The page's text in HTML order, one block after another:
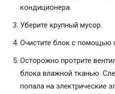
кондиционера.
Уберите крупный мусор.
Очистите блок с помощью
Осторожно протрите
блока влажной тканью.
попала на электрические